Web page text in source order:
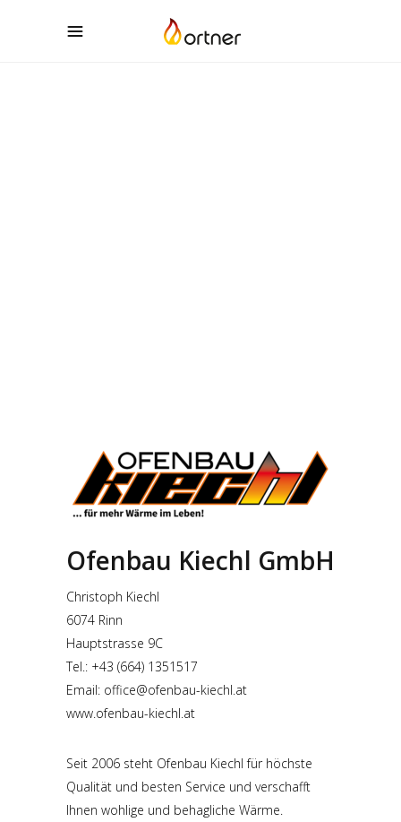
Ofenbau Kiechl GmbH
Christoph Kiechl
6074 Rinn
Hauptstrasse 9C
Tel.: +43 (664) 1351517
Email: office@ofenbau-kiechl.at
www.ofenbau-kiechl.at
Seit 2006 steht Ofenbau Kiechl für höchste
Qualität und besten Service und verschafft
Ihnen wohlige und behagliche Wärme.